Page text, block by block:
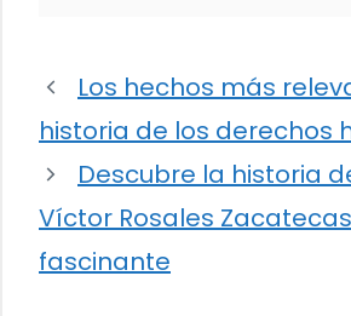
Los hechos más
historia de los derechos
Descubre la historia
Víctor Rosales
fascinante